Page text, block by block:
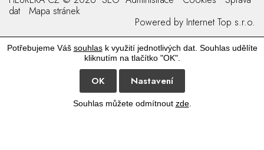
dat
Mapa stránek
Powered by Internet Top s.r.o.
Potřebujeme Váš souhlask využití jednotlivých dat. Souhlas udělíte
kliknutím na tlačítko "OK".
OK Nastavení
Souhlas můžete odmítnout zde.